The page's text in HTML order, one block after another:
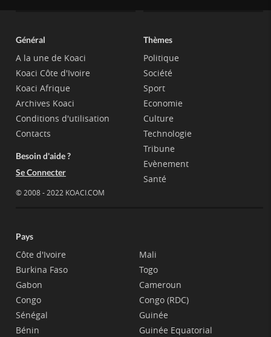
Général
A la une de Koaci
Koaci Côte d'Ivoire
Koaci Afrique
Archives Koaci
Conditions d'utilisation
Contacts
Besoin d'aide ?
Se Connecter
© 2008 - 2022 KOACI.COM
Thèmes
Politique
Société
Sport
Economie
Culture
Technologie
Tribune
Evènement
Santé
Pays
Côte d'Ivoire
Burkina Faso
Gabon
Congo
Sénégal
Bénin
Mali
Togo
Cameroun
Congo (RDC)
Guinée
Guinée Equatorial